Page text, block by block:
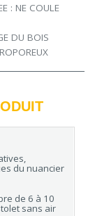
: NE COULE
DU BOIS
du nuancier
de 6 à 10
sans air